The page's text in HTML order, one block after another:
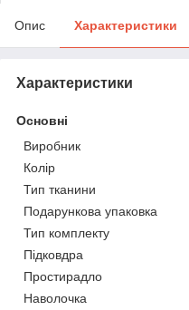
Опис Характеристики
Характеристики
Основні
Виробник
Колір
Тип тканини
Подарункова упаковка
Тип комплекту
Підковдра
Простирадло
Наволочка